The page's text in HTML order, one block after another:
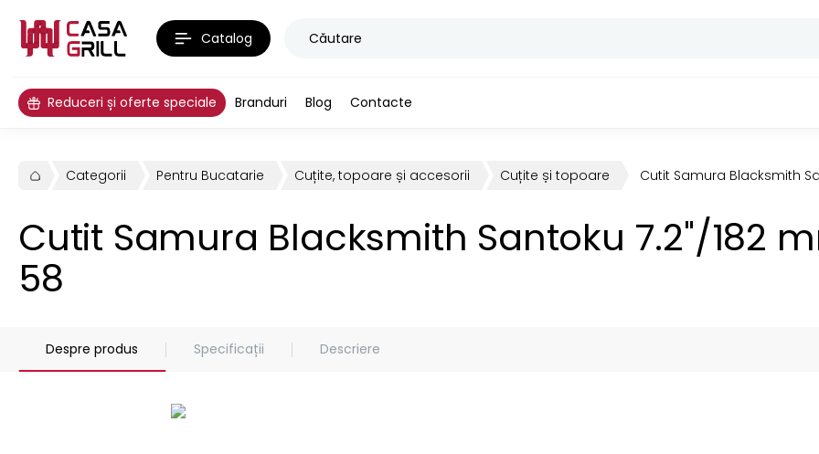
Catalog
Reduceri și oferte speciale Branduri Blog Contacte
Categorii Pentru Bucatarie Cuțite, topoare și accesorii Cuțite și topoare Cutit Samura Blacksmith
Cutit Samura Blacksmith Santoku 7.2"/182
58
Despre produs Specificații Descriere